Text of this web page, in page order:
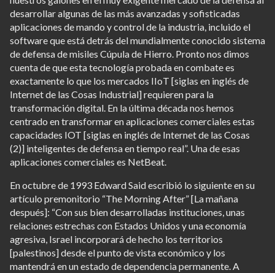
desarrollar algunas de las más avanzadas y sofisticadas
aplicaciones de mando y control de la industria, incluido el
software que está detrás del mundialmente conocido sistema
de defensa de misiles Cúpula de Hierro. Pronto nos dimos
cuenta de que esta tecnología probada en combate es
exactamente lo que los mercados IIoT [siglas en inglés de
Internet de las Cosas Industrial] requieren para la
transformación digital. En la última década nos hemos
centrado en transformar en aplicaciones comerciales estas
capacidades IOT [siglas en inglés de Internet de las Cosas
(2)] inteligentes de defensa en tiempo real”. Una de esas
aplicaciones comerciales es NetBeat.
En octubre de 1993 Edward Said escribió lo siguiente en su
artículo premonitorio “The Morning After” [La mañana
después]: “Con sus bien desarrolladas instituciones, unas
relaciones estrechas con Estados Unidos y una economía
agresiva, Israel incorporará de hecho los territorios
[palestinos] desde el punto de vista económico y los
mantendrá en un estado de dependencia permanente. A